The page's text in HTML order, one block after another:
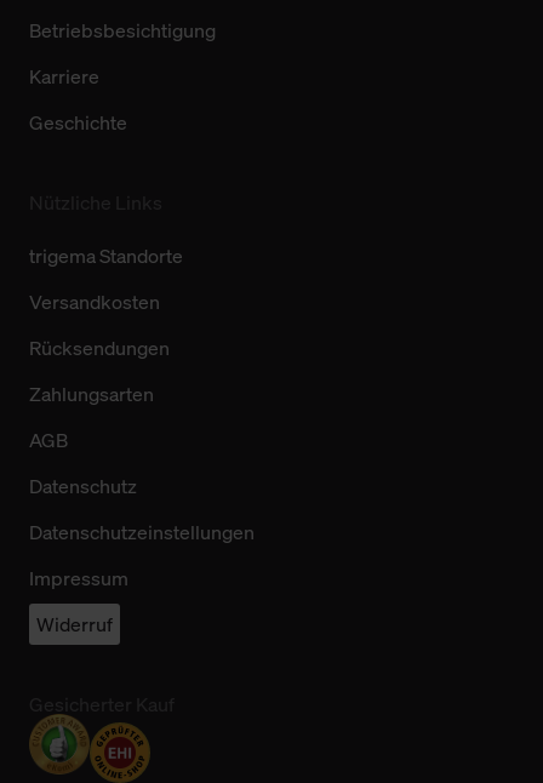
Betriebsbesichtigung
Karriere
Geschichte
trigema Standorte
Versandkosten
Rücksendungen
Zahlungsarten
AGB
Datenschutz
Datenschutzeinstellungen
Impressum
Widerruf